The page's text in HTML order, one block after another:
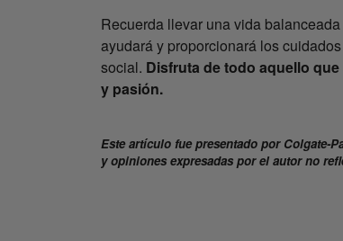
Recuerda llevar una vida
ayudará y proporcionará los
social. Disfruta de todo aquello
y pasión.
Este artículo fue presentado por Colgate-
y opiniones expresadas por el autor no